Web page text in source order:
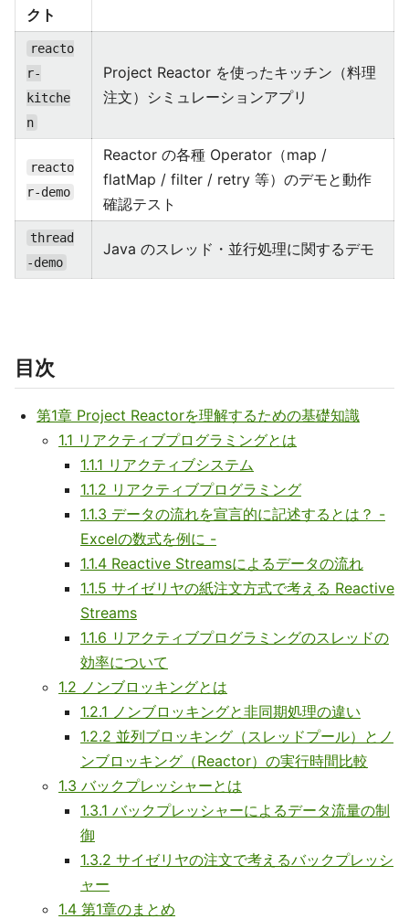
クト
reacto
r-
kitche
n
Project Reactor を使ったキッチン（料理
注文）シミュレーションアプリ
reacto
r-demo
Reactor の各種 Operator（map /
flatMap / filter / retry 等）のデモと動作
確認テスト
thread
-demo
Java のスレッド・並行処理に関するデモ
目次
第1章 Project Reactorを理解するための基礎知識
1.1 リアクティブプログラミングとは
1.1.1 リアクティブシステム
1.1.2 リアクティブプログラミング
1.1.3 データの流れを宣言的に記述するとは？ -
Excelの数式を例に -
1.1.4 Reactive Streamsによるデータの流れ
1.1.5 サイゼリヤの紙注文方式で考える Reactive
Streams
1.1.6 リアクティブプログラミングのスレッドの
効率について
1.2 ノンブロッキングとは
1.2.1 ノンブロッキングと非同期処理の違い
1.2.2 並列ブロッキング（スレッドプール）とノ
ンブロッキング（Reactor）の実行時間比較
1.3 バックプレッシャーとは
1.3.1 バックプレッシャーによるデータ流量の制
御
1.3.2 サイゼリヤの注文で考えるバックプレッシ
ャー
1.4 第1章のまとめ